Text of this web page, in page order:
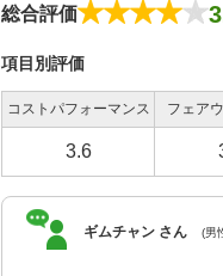
総合評価
項目別評価
コストパフォーマンス フェア
3.6
ギムチャン さん (男